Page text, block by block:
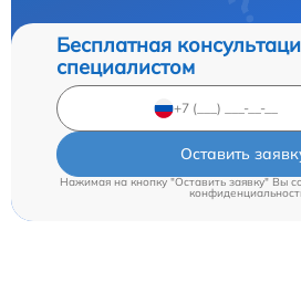
Бесплатная
специалистом
Оставить
Нажимая на кнопку "Оставить заявку" Вы